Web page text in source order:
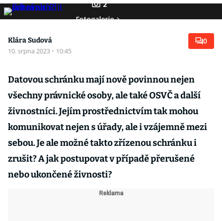
2
Fotogalerie
Klára Sudová
10. srpna 2023 · 10:45
0
Datovou schránku mají nově povinnou nejen
všechny právnické osoby, ale také OSVČ a další
živnostníci. Jejím prostřednictvím tak mohou
komunikovat nejen s úřady, ale i vzájemně mezi
sebou. Je ale možné takto zřízenou schránku i
zrušit? A jak postupovat v případě přerušené
nebo ukončené živnosti?